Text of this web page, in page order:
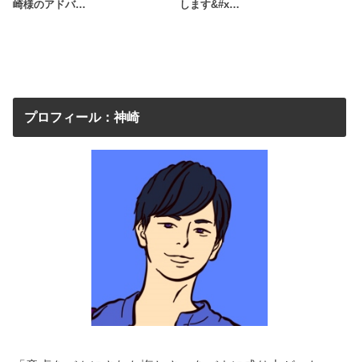
崎様のアドバ…
します&#x…
プロフィール：神崎